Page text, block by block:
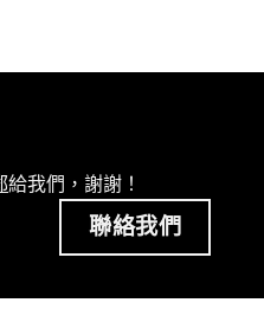
給我們，謝謝！
聯絡我們